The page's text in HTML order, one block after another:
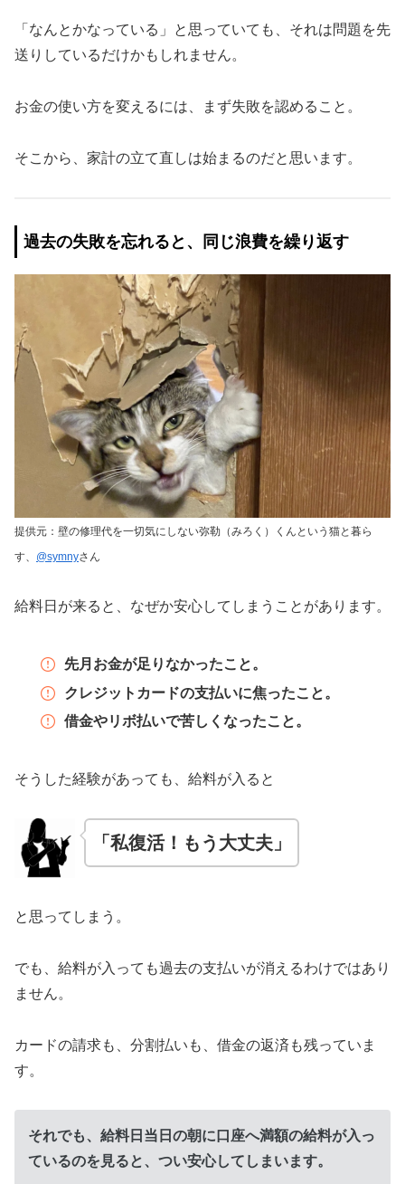
「なんとかなっている」と思っていても、それは問題を先
送りしているだけかもしれません。
お金の使い方を変えるには、まず失敗を認めること。
そこから、家計の立て直しは始まるのだと思います。
過去の失敗を忘れると、同じ浪費を繰り返す
提供元：壁の修理代を一切気にしない弥勒（みろく）くんという猫と暮ら
す、 @symnyさん
給料日が来ると、なぜか安心してしまうことがあります。
先月お金が足りなかったこと。
クレジットカードの支払いに焦ったこと。
借金やリボ払いで苦しくなったこと。
そうした経験があっても、給料が入ると
「私復活！もう大丈夫」
と思ってしまう。
でも、給料が入っても過去の支払いが消えるわけではあり
ません。
カードの請求も、分割払いも、借金の返済も残っていま
す。
それでも、給料日当日の朝に口座へ満額の給料が入っ
ているのを見ると、つい安心してしまいます。